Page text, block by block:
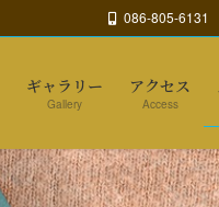
086-805-6131
ギャラリー
Gallery
アクセス
Access